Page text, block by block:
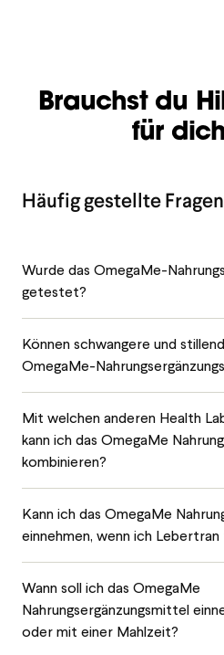
Brauchst du
für
Häufig gestellte Fragen
Wurde das OmegaMe-
getestet?
Können schwangere und
OmegaMe-
Mit welchen anderen Health
kann ich das OmegaMe
kombinieren?
Kann ich das OmegaMe
einnehmen, wenn ich Lebertran
Wann soll ich das OmegaMe
Nahrungsergänzungsmittel
oder mit einer Mahlzeit?